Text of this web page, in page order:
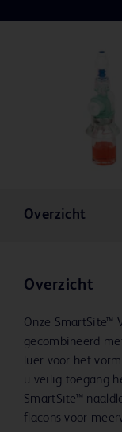
Overzicht
Overzicht
Onze SmartSite™
gecombineerd
luer voor het
u veilig toegang
SmartSite™-
flacons voor